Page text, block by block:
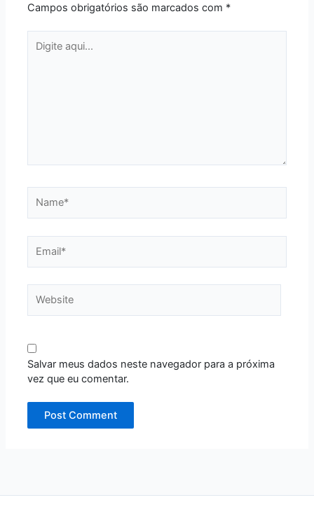
Campos obrigatórios são marcados com *
aqui...
Salvar meus dados neste navegador para a próxima
vez que eu comentar.